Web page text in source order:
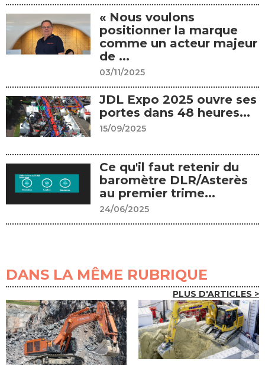
« Nous voulons
positionner la marque
comme un acteur majeur
de ...
03/11/2025
JDL Expo 2025 ouvre ses
portes dans 48 heures...
15/09/2025
Ce qu'il faut retenir du
baromètre DLR/Asterès
au premier trime...
24/06/2025
DANS LA MÊME RUBRIQUE
PLUS D'ARTICLES >